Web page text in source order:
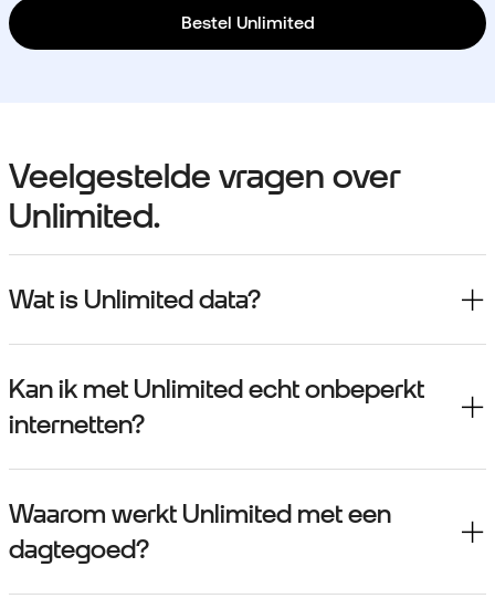
Bestel Unlimited
Veelgestelde vragen over
Unlimited.
Wat is Unlimited data?
Kan ik met Unlimited echt onbeperkt
internetten?
Waarom werkt Unlimited met een
dagtegoed?